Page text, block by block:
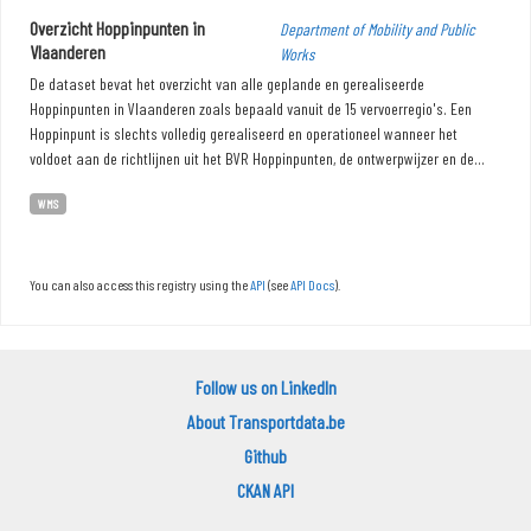
Overzicht Hoppinpunten in
Vlaanderen
Department of Mobility and Public
Works
De dataset bevat het overzicht van alle geplande en gerealiseerde
Hoppinpunten in Vlaanderen zoals bepaald vanuit de 15 vervoerregio's. Een
Hoppinpunt is slechts volledig gerealiseerd en operationeel wanneer het
voldoet aan de richtlijnen uit het BVR Hoppinpunten, de ontwerpwijzer en de...
WMS
You can also access this registry using theAPI (seeAPI Docs).
Follow us on LinkedIn
About Transportdata.be
Github
CKAN API